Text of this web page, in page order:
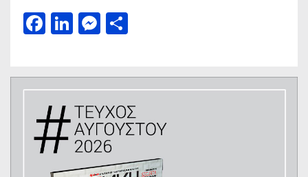
Facebook
LinkedIn
Messenger